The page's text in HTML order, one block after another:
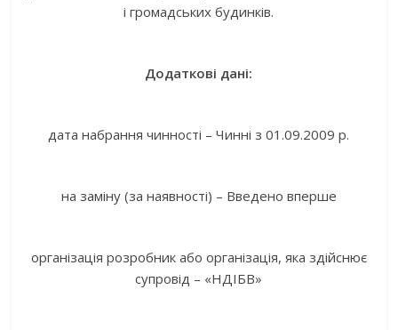
і громадських будинків.
Додаткові дані:
дата набрання чинності – Чинні з 01.09.2009 р.
на заміну (за наявності) – Введено вперше
організація розробник або організація, яка здійснює
супровід – «НДІБВ»